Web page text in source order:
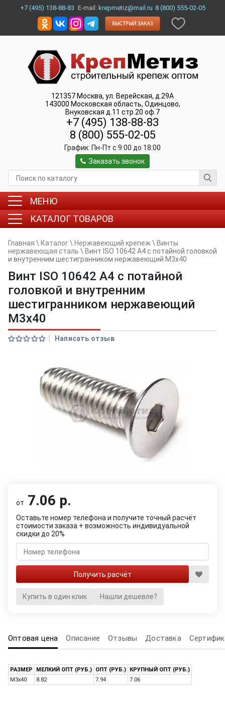
+7 (495) 138-88-83 E-mail: krepmetiz@mail.ru 8 (800) 555-02-05
121357 Москва, ул. Верейская, д.29А
143000 Московская область, Одинцово,
Внуковская д.11 стр.20 оф.7
+7 (495) 138-88-83
8 (800) 555-02-05
График: Пн-Пт c 9:00 до 18:00
Заказать звонок
МЕНЮ
КАТАЛОГ ТОВАРОВ
Главная \ Каталог\ Нержавеющий крепеж \ Винты
нержавеющая сталь \ Винт ISO 10642 A4 с потайной головкой
и внутренним шестигранником нержавеющий M3x40
Винт ISO 10642 A4 с потайной
головкой и внутренним
шестигранником нержавеющий
M3x40
Написать отзыв
от 7.06 р.
Оставьте номер телефона и получите точный расчёт
стоимости заказа + возможность индивидуальной
скидки до 20%
Купить в один клик Нашли дешевле?
Оптовая цена Описание Отзывы Доставка
РАЗМЕР МЕЛКИЙ ОПТ (РУБ.) ОПТ (РУБ.)
КРУПНЫЙ ОПТ (РУБ.)
M3x40
8.82 7.94 7.06